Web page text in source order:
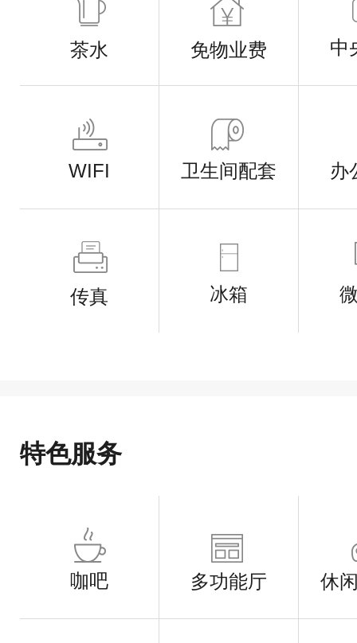
茶水 免物业费 中
WIFI 卫生间配套 办
传真 冰箱
特色服务
咖吧 多功能厅 休